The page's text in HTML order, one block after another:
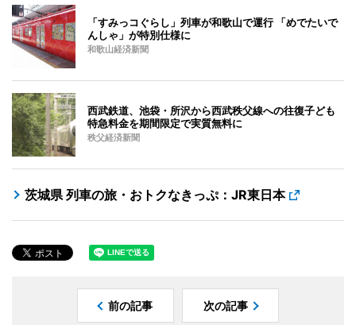
「すみっコぐらし」列車が和歌山で運行 「めでたいで
んしゃ」が特別仕様に
和歌山経済新聞
西武鉄道、池袋・所沢から西武秩父線への往復子ども
特急料金を期間限定で実質無料に
秩父経済新聞
茨城県 列車の旅・おトクなきっぷ：JR東日本
前の記事 次の記事